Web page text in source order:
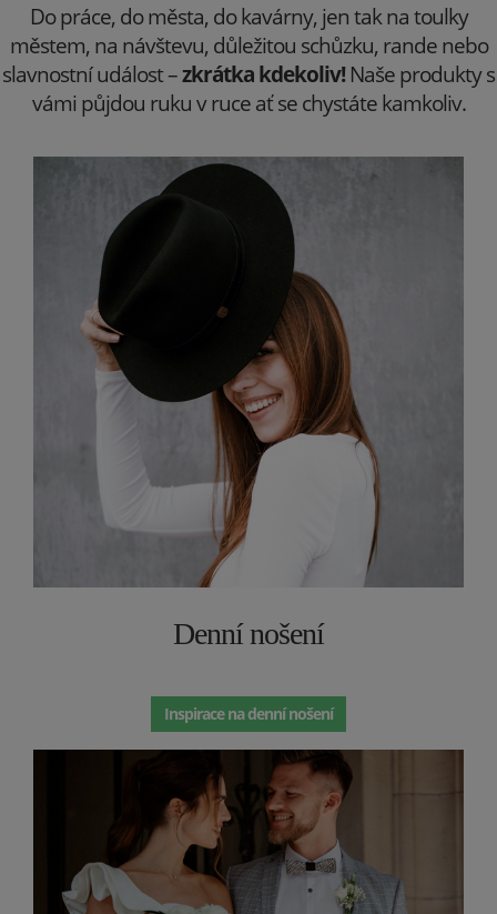
Do práce, do města, do kavárny, jen tak na toulky
městem, na návštevu, důležitou schůzku, rande nebo
slavnostní událost –zkrátka kdekoliv! Naše produkty s
vámi půjdou ruku v ruce ať se chystáte kamkoliv.
Denní nošení
Inspirace na denní nošení